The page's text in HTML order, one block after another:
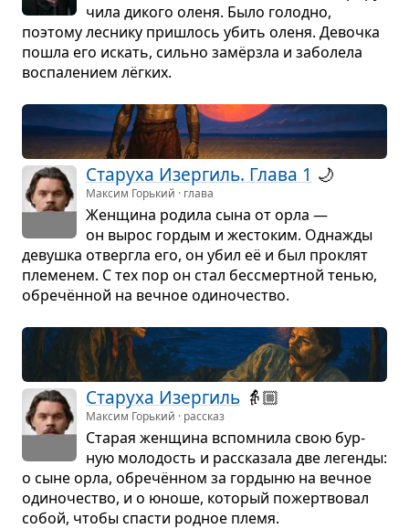
чила дикого оленя. Было голодно,
поэтому лес­нику при­шлось убить оленя. Девочка
пошла его искать, сильно замёрзла и забо­лела
вос­па­ле­нием лёг­ких.
Ста­руха Изер­гиль. Глава 1 🌙
Максим Горький · глава
Жен­щина родила сына от орла —
он вырос гор­дым и жесто­ким. Одна­жды
девушка отвергла его, он убил её и был про­клят
пле­ме­нем. С тех пор он стал бес­смерт­ной тенью,
обречён­ной на веч­ное оди­но­че­ство.
Ста­руха Изер­гиль 👵🏼
Максим Горький · рассказ
Ста­рая жен­щина вспо­мнила свою бур­
ную моло­дость и рас­ска­зала две легенды:
о сыне орла, обречён­ном за гор­дыню на веч­ное
оди­но­че­ство, и о юноше, кото­рый пожерт­во­вал
собой, чтобы спа­сти род­ное племя.